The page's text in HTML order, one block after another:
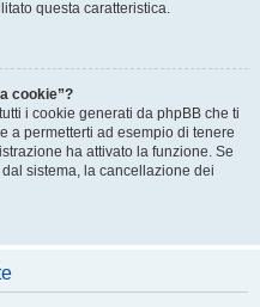
questa caratteristica.
cookie”?
i cookie generati da phpBB che ti
a permetterti ad esempio di tenere
ha attivato la funzione. Se
sistema, la cancellazione dei